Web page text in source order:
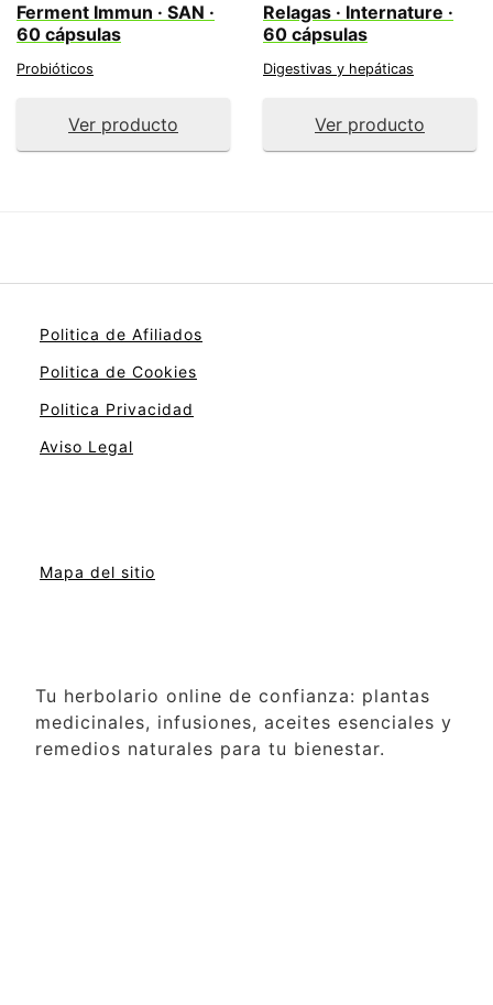
Ferment Immun · SAN ·
60 cápsulas
Probióticos
Ver producto
Relagas · Internature ·
60 cápsulas
Digestivas y hepáticas
Ver producto
Politica de Afiliados
Politica de Cookies
Politica Privacidad
Aviso Legal
Mapa del sitio
Tu herbolario online de confianza: plantas
medicinales, infusiones, aceites esenciales y
remedios naturales para tu bienestar.